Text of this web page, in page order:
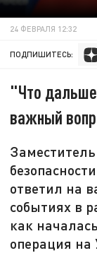
24 ФЕВРАЛЯ 12:32
ПОДПИШИТЕСЬ:
"Что
важный
ответил на
событиях в
как
операция на